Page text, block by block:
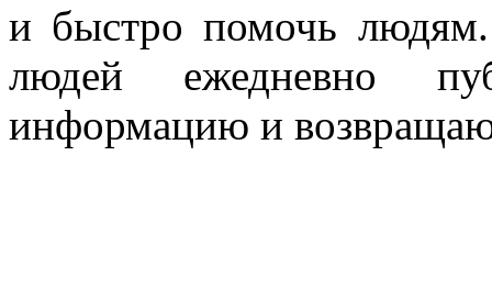
и быстро помочь
людей ежедневно
информацию и